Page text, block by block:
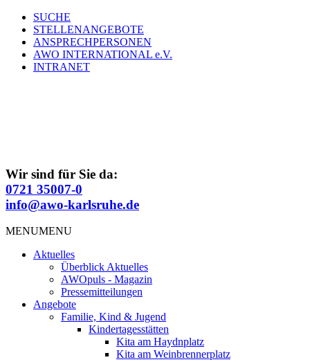
Zum
Inhalt
springen
SUCHE
STELLENANGEBOTE
ANSPRECHPERSONEN
AWO INTERNATIONAL e.V.
INTRANET
Wir sind für Sie da:
0721 35007-0
info@awo-karlsruhe.de
MENUMENU
Aktuelles
Überblick Aktuelles
AWOpuls - Magazin
Pressemitteilungen
Angebote
Familie, Kind & Jugend
Kindertagesstätten
Kita am Haydnplatz
Kita am Weinbrennerplatz